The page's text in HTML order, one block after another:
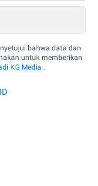
bahwa data dan
untuk memberikan
KG Media .